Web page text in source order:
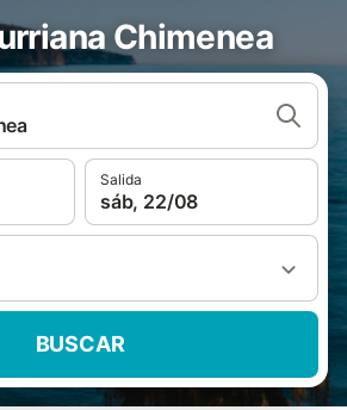
Chimenea
Salida
sáb, 22/08
BUSCAR